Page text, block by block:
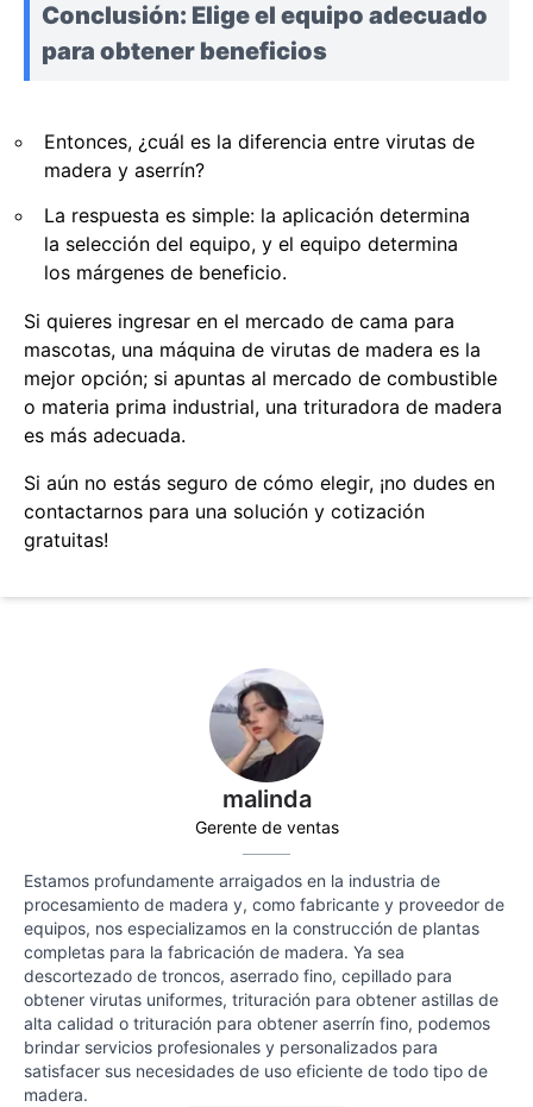
malinda
Gerente de ventas
Estamos profundamente arraigados en la industria de
procesamiento de madera y, como fabricante y proveedor de
equipos, nos especializamos en la construcción de plantas
completas para la fabricación de madera. Ya sea
descortezado de troncos, aserrado fino, cepillado para
obtener virutas uniformes, trituración para obtener astillas de
alta calidad o trituración para obtener aserrín fino, podemos
brindar servicios profesionales y personalizados para
satisfacer sus necesidades de uso eficiente de todo tipo de
madera.
Conclusión: Elige el equipo adecuado
para obtener beneficios
Entonces, ¿cuál es la diferencia entre virutas de
madera y aserrín?
La respuesta es simple: la aplicación determina
la selección del equipo, y el equipo determina
los márgenes de beneficio.
Si quieres ingresar en el mercado de cama para
mascotas, una máquina de virutas de madera es la
mejor opción; si apuntas al mercado de combustible
o materia prima industrial, una trituradora de madera
es más adecuada.
Si aún no estás seguro de cómo elegir, ¡no dudes en
contactarnos para una solución y cotización
gratuitas!